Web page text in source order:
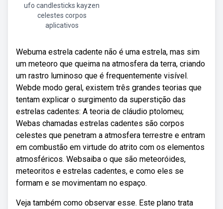
ufo candlesticks kayzen
celestes corpos
aplicativos
Webuma estrela cadente não é uma estrela, mas sim
um meteoro que queima na atmosfera da terra, criando
um rastro luminoso que é frequentemente visível.
Webde modo geral, existem três grandes teorias que
tentam explicar o surgimento da superstição das
estrelas cadentes: A teoria de cláudio ptolomeu;
Webas chamadas estrelas cadentes são corpos
celestes que penetram a atmosfera terrestre e entram
em combustão em virtude do atrito com os elementos
atmosféricos. Websaiba o que são meteoróides,
meteoritos e estrelas cadentes, e como eles se
formam e se movimentam no espaço.
Veja também como observar esse. Este plano trata